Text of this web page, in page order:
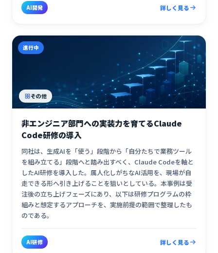
AI開発 詳しく見る
進行中
その他
非エンジニア部門への実装力を育てるClaude
Code研修の導入
同社は、生成AIを「使う」段階から「自分たちで業務ツール
を組み立てる」段階へと踏み出すべく、Claude Codeを軸と
したAI研修を導入した。属人化しがちなAI活用を、現場が自
走できる形へ引き上げることを狙いとしている。本事例は受
注後の立ち上げフェーズにあり、以下は研修プログラムの枠
組みと想定するアプローチを、実施前提の範囲で整理したも
のである。
AI研修 詳しく見る